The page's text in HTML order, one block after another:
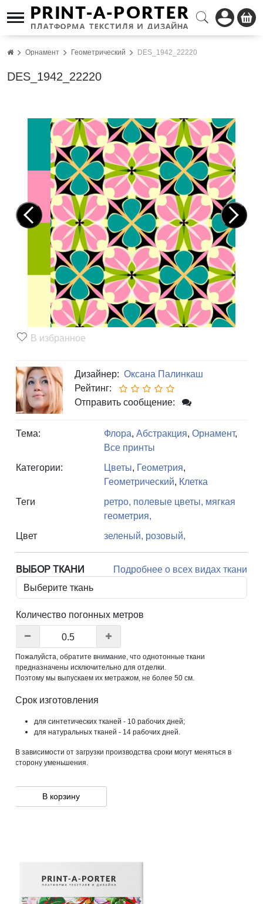
Орнамент Геометрический DES_1942_22220
DES_1942_22220
Pre
vio
Nex
t
В избранное
Дизайнер: Оксана Палинкаш
Рейтинг:
Отправить сообщение:
Тема: Флора, Абстракция, Орнамент,
Все принты
Категории:
Цветы, Геометрия,
Геометрический, Клетка
Теги
ретро, полевые цветы, мягкая
геометрия,
Цвет
зеленый, розовый,
ВЫБОР ТКАНИ Подробнее о всех видах ткани
Количество погонных метров
Пожалуйста, обратите внимание, что однотонные ткани
предназначены исключительно для отделки.
Поэтому мы выпускаем их метражом, не более 50 см.
Срок изготовления
для синтетических тканей - 10 рабочих дней;
для натуральных тканей - 14 рабочих дней.
В зависимости от загрузки производства сроки могут меняться в
сторону уменьшения.
В корзину